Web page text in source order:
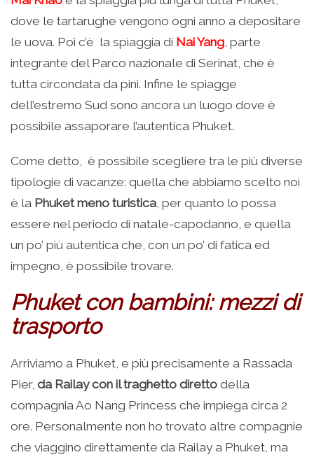
dove le tartarughe vengono ogni anno a depositare
le uova. Poi c’è la spiaggia di Nai Yang, parte
integrante del Parco nazionale di Serinat, che è
tutta circondata da pini. Infine le spiagge
dell’estremo Sud sono ancora un luogo dove è
possibile assaporare l’autentica Phuket.
Come detto, è possibile scegliere tra le più diverse
tipologie di vacanze: quella che abbiamo scelto noi
è la Phuket meno turistica, per quanto lo possa
essere nel periodo di natale-capodanno, e quella
un po’ più autentica che, con un po’ di fatica ed
impegno, è possibile trovare.
Phuket con bambini: mezzi di
trasporto
Arriviamo a Phuket, e più precisamente a Rassada
Pier, da Railay con il traghetto diretto della
compagnia Ao Nang Princess che impiega circa 2
ore. Personalmente non ho trovato altre compagnie
che viaggino direttamente da Railay a Phuket, ma